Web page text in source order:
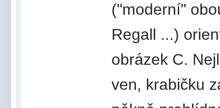
("moderní"
Regall ...)
obrázek C.
ven, krabičku